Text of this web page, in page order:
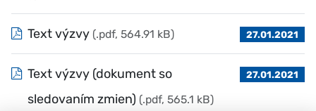
Text výzvy (.pdf, 564.91 kB) 27.01.2021
Text výzvy (dokument so
sledovaním zmien) (.pdf, 565.1 kB)
27.01.2021